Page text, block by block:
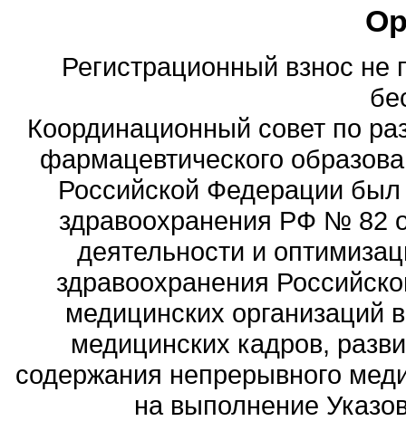
Регистрационный взнос не
Координационный совет по
фармацевтического
Российской Федерации
здравоохранения РФ № 82
деятельности и
здравоохранения
медицинских
медицинских кадров,
содержания непрерывного
на выполнение